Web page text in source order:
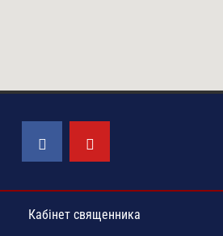
Кабінет священника